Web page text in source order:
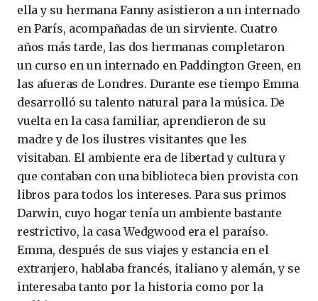
ella y su hermana Fanny asistieron a un internado
en París, acompañadas de un sirviente. Cuatro
años más tarde, las dos hermanas completaron
un curso en un internado en Paddington Green, en
las afueras de Londres. Durante ese tiempo Emma
desarrolló su talento natural para la música. De
vuelta en la casa familiar, aprendieron de su
madre y de los ilustres visitantes que les
visitaban. El ambiente era de libertad y cultura y
que contaban con una biblioteca bien provista con
libros para todos los intereses. Para sus primos
Darwin, cuyo hogar tenía un ambiente bastante
restrictivo, la casa Wedgwood era el paraíso.
Emma, después de sus viajes y estancia en el
extranjero, hablaba francés, italiano y alemán, y se
interesaba tanto por la historia como por la